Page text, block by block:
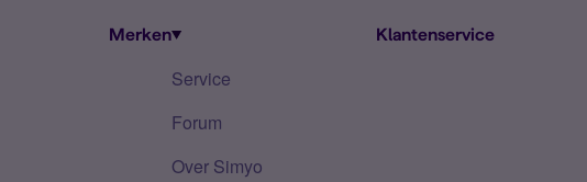
Merken Klantenservice
Service
Forum
Over Simyo